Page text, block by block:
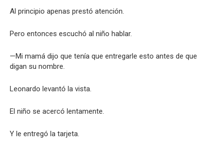
Al principio apenas prestó atención.
Pero entonces escuchó al niño hablar.
—Mi mamá dijo que tenía que entregarle esto antes de que
digan su nombre.
Leonardo levantó la vista.
El niño se acercó lentamente.
Y le entregó la tarjeta.